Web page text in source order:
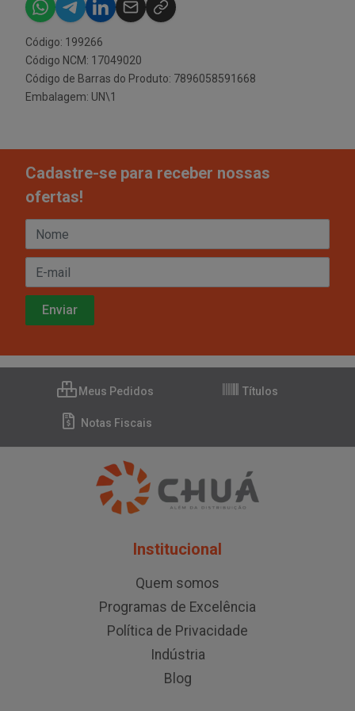
Código: 199266
Código NCM: 17049020
Código de Barras do Produto: 7896058591668
Embalagem: UN\1
Cadastre-se para receber nossas
ofertas!
Meus Pedidos Títulos
Notas Fiscais
Institucional
Quem somos
Programas de Excelência
Política de Privacidade
Indústria
Blog